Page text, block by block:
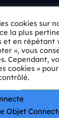
Objet
Animkids.
cookies sur
la plus
et en répétant
», vous
Cependant,
cookies »